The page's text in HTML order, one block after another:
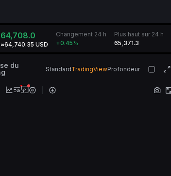
64,708.0
≈64,740.35 USD
Changement 24 h
+0.45%
Plus haut sur 24 h
65,371.3
du
StandardTradingViewProfondeur